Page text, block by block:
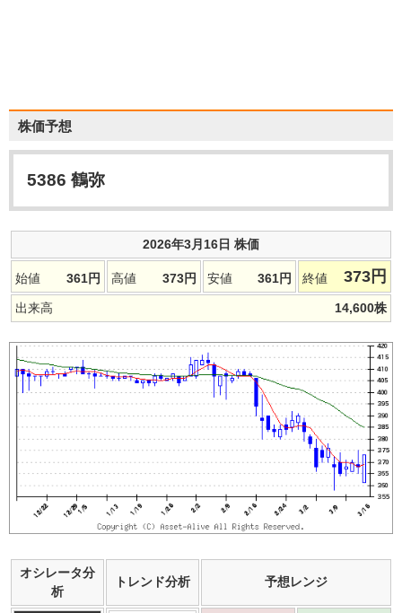
株価予想
5386 鶴弥
2026年3月16日 株価
始値 361円 高値 373円 安値 361円 終値 373 円
出来高 14,600株
オシレータ分
析
トレンド分析 予想レンジ